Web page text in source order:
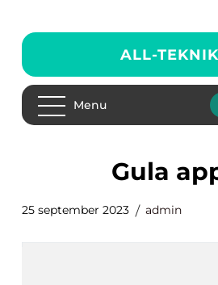
ALL-
Menu
gula
25 september 2023 admin